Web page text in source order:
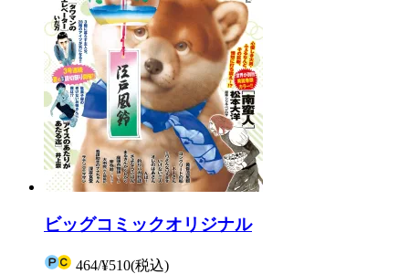
ビッグコミックオリジナル
464/¥510(税込)